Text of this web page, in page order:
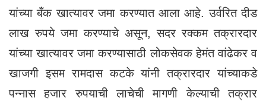
यांच्या बँक खात्यावर जमा करण्यात आला आहे. उर्वरित दीड
लाख रुपये जमा करण्याचे असून, सदर रक्कम तक्रारदार
यांच्या खात्यावर जमा करण्यासाठी लोकसेवक हेमंत वांढेकर व
खाजगी इसम रामदास कटके यांनी तक्रारदार यांच्याकडे
पन्नास हजार रुपयाची लाचेची मागणी केल्याची तक्रार